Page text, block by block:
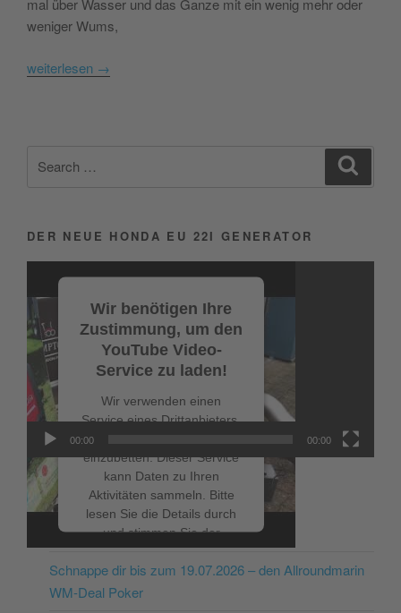
mal über Wasser und das Ganze mit ein wenig mehr oder
weniger Wums,
weiterlesen →
for:
DER NEUE HONDA EU 22I GENERATOR
Player
Wir benötigen Ihre
Zustimmung, um den
YouTube Video-
Service zu laden!
Wir verwenden einen
Service eines Drittanbieters,
einzubetten. Dieser Service
kann Daten zu Ihren
Aktivitäten sammeln. Bitte
lesen Sie die Details durch
und stimmen Sie der
Nutzung des Service zu, um
dieses Video anzusehen.
00:00 00:00
NEUESTE BEITRÄGE
Schnappe dir bis zum 19.07.2026 – den Allroundmarin
WM-Deal Poker